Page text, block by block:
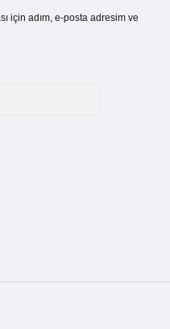
için adım, e-posta adresim ve